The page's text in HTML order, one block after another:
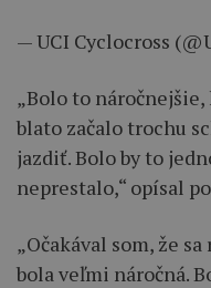
— UCI Cyclocross
„Bolo to
blato začalo trochu
jazdiť. Bolo by to
neprestalo,“ opísal
„Očakával som, že
bola veľmi náročná.